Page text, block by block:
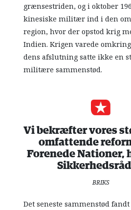
grænsestriden, og i oktober
kinesiske militær ind i den
region, hvor der opstod krig
Indien. Krigen varede
dens afslutning satte ikke en
militære sammenstød.
Vi bekræfter vores
omfattende
Forenede Nationer,
BRIKS
Det seneste sammenstød